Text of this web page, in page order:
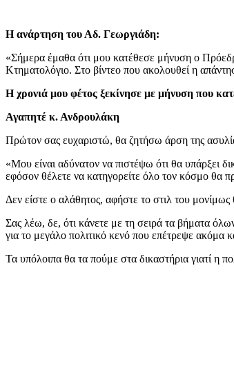
H ανάρτηση του Αδ. Γεωργιάδη:
«Σήμερα έμαθα ότι μου κατέθεσε μήνυση ο
Κτηματολόγιο. Στο βίντεο που ακολουθεί η
Η χρονιά μου φέτος ξεκίνησε με μήνυση που
Αγαπητέ κ. Ανδρουλάκη
Πρώτον σας ευχαριστώ, θα ζητήσω άρση της
«Μου είναι αδύνατον να πιστέψω ότι θα υπάρξει
εφόσον θέλετε να κατηγορείτε όλο τον κόσμο θα
Δεν είστε ο αλάθητος, αφήστε το στιλ του
Σας λέω, δε, ότι κάνετε με τη σειρά τα βήματα
για το μεγάλο πολιτικό κενό που επέτρεψε ακόμα
Τα υπόλοιπα θα τα πούμε στα δικαστήρια γιατί η